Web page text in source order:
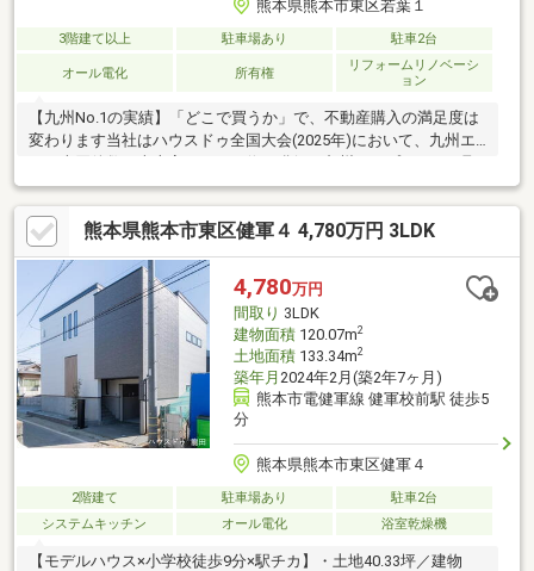
熊本県熊本市東区若葉１
3階建て以上 駐車場あり 駐車2台
オール電化 所有権
リフォームリノベーシ
ョン
【九州No.1の実績】「どこで買うか」で、不動産購入の満足度は
変わります当社はハウスドゥ全国大会(2025年)において、九州エ
引実績に裏打ちされた交渉力で、購入価格を最大限に抑えます
♪【内覧ツアー】熊本県全域の気になる物件を全て当社でまとめて
ご内覧いただけます☆窓口を一つに絞れるから手間も時間もかか
りません【購入総額の限界へ挑戦】もっと安く買えるのでは？そ
んな悩みは当社が解決します当社ではオプション費用（エアコ
ン、太陽光等）もお客様に代わり相見積もり他社様でお見積もり
を取った後でも大丈夫！一度ご相談ください！
熊本県熊本市東区健軍４ 4,780万円 3LDK
4,780万円
間取り 3LDK
建物面積120.07m2
土地面積133.34m2
築年月 2024年2月(築2年7ヶ月)
熊本市電健軍線 健軍校前駅 徒歩5
分
熊本県熊本市東区健軍４
2階建て 駐車場あり
駐車2台
システムキッチン
オール電化 浴室乾燥機
【モデルハウス×小学校徒歩9分×駅チカ】・土地40.33坪／建物